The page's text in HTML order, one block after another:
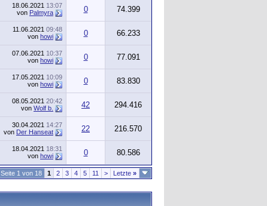
18.06.2021 13:07
von Palmyra 0 74.399
11.06.2021 09:48
von howi 0 66.233
07.06.2021 10:37
von howi 0 77.091
17.05.2021 10:09
von howi 0 83.830
08.05.2021 20:42
von Wolf b. 42 294.416
30.04.2021 14:27
von Der Hanseat 22 216.570
18.04.2021 18:31
von howi 0 80.586
Seite 1 von 18 1 2 3 4 5 11 > Letzte »